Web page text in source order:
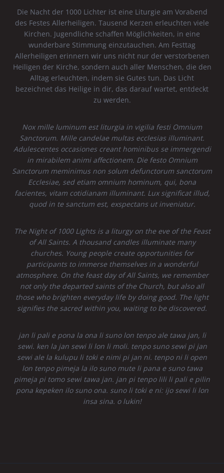
Die Nacht der 1000 Lichter ist eine Liturgie am Vorabend
des Festes Allerheiligen. Tausend Kerzen erleuchten viele
Kirchen. Jugendliche schaffen Möglichkeiten, in eine
wunderbare Stimmung einzutauchen. Am Festtag
Allerheiligen erinnern wir uns nicht nur der verstorbenen
Heiligen der Kirche, sondern auch aller Menschen, die den
Alltag erleuchten, indem sie Gutes tun. Das Licht
bezeichnet das Heilige in dir, das darauf wartet, entdeckt
zu werden.
Nox mille luminum est liturgia in vigilia festi Omnium
Sanctorum. Mille candelae multas ecclesias illuminant.
Adulescentes occasiones creant hominibus se immergendi
in mirabilem animi affectionem. Die festo Omnium
Sanctorum meminimus non solum defunctorum sanctorum
Ecclesiae, sed etiam omnium hominum, qui, bona
facientes, vitam cotidianam illuminant. Lux significat illud,
quod in te sanctum est, exspectans ut inveniatur.
The Night of 1000 Lights is a liturgy on the eve of the Feast
of All Saints. A thousand candles illuminate many
churches. Young people create opportunities for
participants to immerse themselves in a wonderful
atmosphere. On the feast day of All Saints, we remember
not only the departed saints of the Church, but also all
those who brighten everyday life by doing good. The light
signifies the sacred within you, waiting to be discovered.
jan li pali e pona la ona li suno lon tenpo ale tawa jan, li
sewi. ken la jan sewi li lon li moli. tenpo suno sewi pi jan
sewi ale la kulupu li toki e nimi pi jan ni. tenpo ni li open
lon tenpo pimeja la ilo suno mute li pana e suno tawa
pimeja pi tomo sewi tawa jan. jan pi tenpo lili li pali e pilin
pona kepeken ilo suno ona. suno li toki e ni: ijo sewi li lon
insa sina. o lukin!